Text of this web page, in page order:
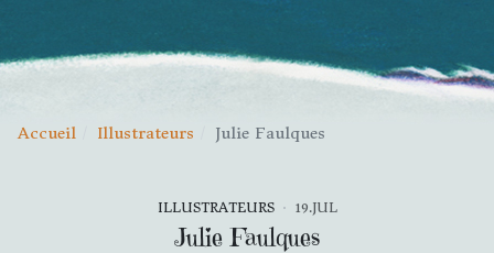
Accueil Illustrateurs Julie Faulques
ILLUSTRATEURS 19.JUL
Julie Faulques